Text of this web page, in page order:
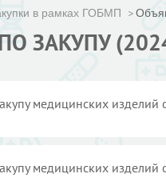
в рамках ГОБМП
ЗАКУПУ
медицинских изделий
медицинских изделий